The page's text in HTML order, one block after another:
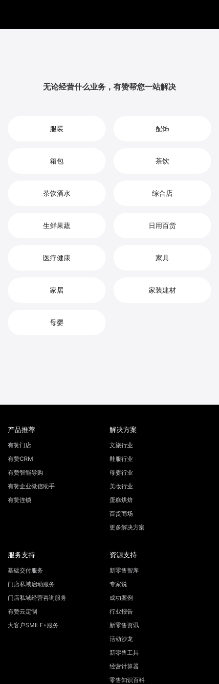
无论经营什么业务，有赞帮您一站解决
服装 配饰
箱包 茶饮
茶饮酒水 综合店
生鲜果蔬 日用百货
医疗健康 家具
家居 家装建材
母婴
产品推荐
有赞门店
有赞CRM
有赞智能导购
有赞企业微信助手
有赞连锁
解决方案
文旅行业
鞋服行业
母婴行业
美妆行业
蛋糕烘焙
百货商场
更多解决方案
服务支持
基础交付服务
门店私域启动服务
门店私域经营咨询服务
有赞云定制
大客户SMILE+服务
资源支持
新零售智库
专家说
成功案例
行业报告
新零售资讯
活动沙龙
新零售工具
经营计算器
零售知识百科